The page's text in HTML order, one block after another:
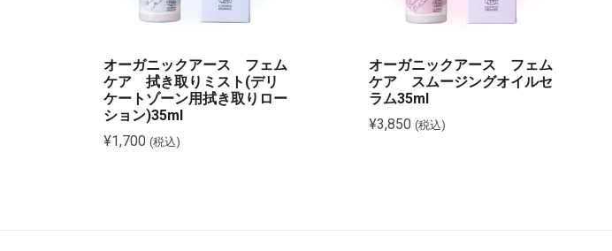
オーガニックアース フェム
ケア 拭き取りミスト(デリ
ケートゾーン用拭き取りロー
ション)35ml
¥1,700 (税込)
オーガニックアース フェム
ケア スムージングオイルセ
ラム35ml
¥3,850 (税込)